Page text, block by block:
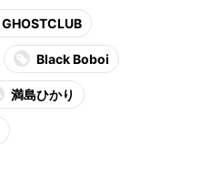
GHOSTCLUB
Black Boboi
満島ひかり